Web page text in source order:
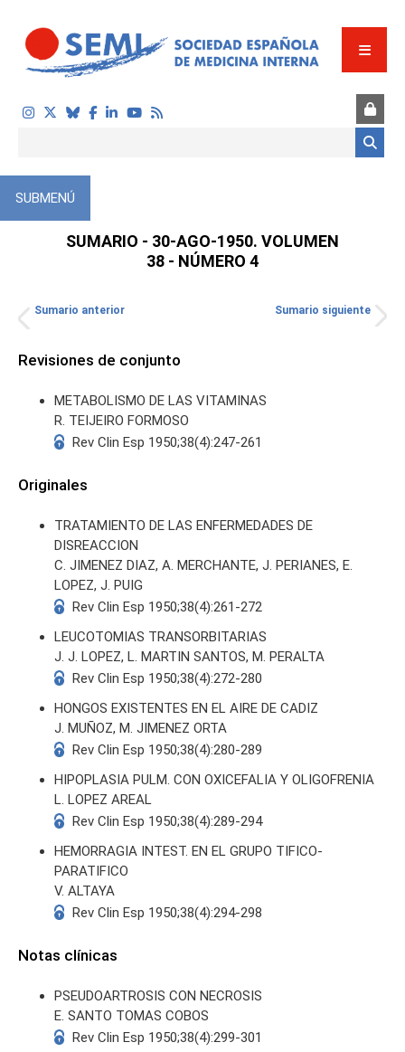
SUMARIO - 30-AGO-1950. VOLUMEN
38 - NÚMERO 4
SUBMENÚ
Sumario anterior Sumario siguiente
Revisiones de conjunto
METABOLISMO DE LAS VITAMINAS
R. TEIJEIRO FORMOSO
Rev Clin Esp 1950;38(4):247-261
Originales
TRATAMIENTO DE LAS ENFERMEDADES DE
DISREACCION
C. JIMENEZ DIAZ, A. MERCHANTE, J. PERIANES, E.
LOPEZ, J. PUIG
Rev Clin Esp 1950;38(4):261-272
LEUCOTOMIAS TRANSORBITARIAS
J. J. LOPEZ, L. MARTIN SANTOS, M. PERALTA
Rev Clin Esp 1950;38(4):272-280
HONGOS EXISTENTES EN EL AIRE DE CADIZ
J. MUÑOZ, M. JIMENEZ ORTA
Rev Clin Esp 1950;38(4):280-289
HIPOPLASIA PULM. CON OXICEFALIA Y OLIGOFRENIA
L. LOPEZ AREAL
Rev Clin Esp 1950;38(4):289-294
HEMORRAGIA INTEST. EN EL GRUPO TIFICO-
PARATIFICO
V. ALTAYA
Rev Clin Esp 1950;38(4):294-298
Notas clínicas
PSEUDOARTROSIS CON NECROSIS
E. SANTO TOMAS COBOS
Rev Clin Esp 1950;38(4):299-301